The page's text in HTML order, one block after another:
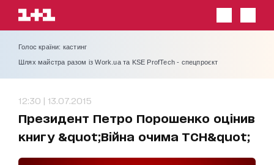
Голос країни: кастинг
Шлях майстра разом із Work.ua та KSE ProfTech - спецпроєкт
12:30 | 13.07.2015
Президент Петро Порошенко оцінив
книгу &quot;Війна очима ТСН&quot;